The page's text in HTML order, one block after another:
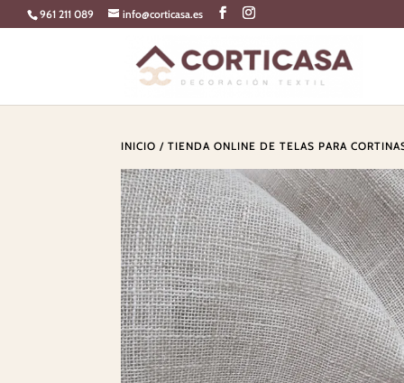
Skip
to
961 211 089 info@corticasa.es
INICIO /TIENDA ONLINE DE TELAS PARA